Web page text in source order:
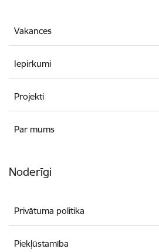
Vakances
Iepirkumi
Projekti
Par mums
Noderīgi
Privātuma politika
Piekļūstamība